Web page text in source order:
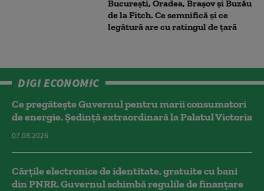
București, Oradea, Brașov și Buzău
de la Fitch. Ce semnifică și ce
legătură are cu ratingul de țară
DIGI ECONOMIC
Ce pregătește Guvernul pentru marii consumatori
de energie. Ședință extraordinară la Palatul Victoria
07.08.2026
Cărțile electronice de identitate, gratuite cu bani
din PNRR. Guvernul schimbă regulile de finanțare